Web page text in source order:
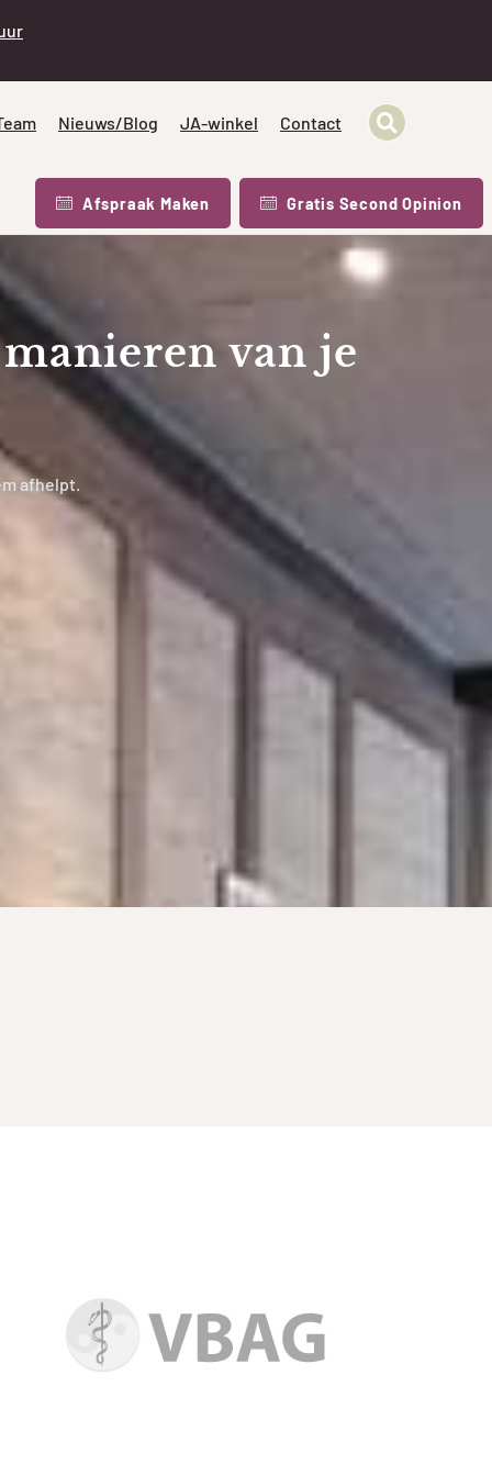
Nieuws/Blog JA-winkel Contact
Afspraak Maken Gratis Second Opinion
van je
afhelpt.